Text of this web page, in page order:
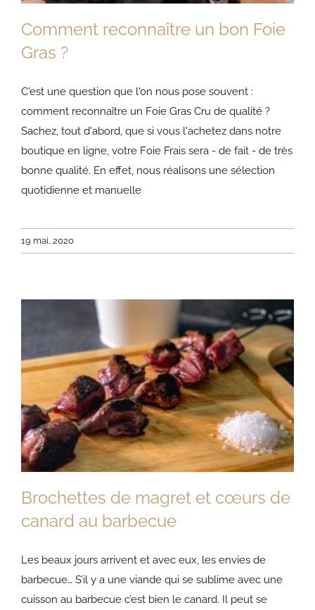
Comment reconnaître un bon Foie Gras ?
Comment reconnaître un bon Foie
Gras ?
C'est une question que l'on nous pose souvent :
comment reconnaître un Foie Gras Cru de qualité ?
Sachez, tout d'abord, que si vous l'achetez dans notre
boutique en ligne, votre Foie Frais sera - de fait - de très
bonne qualité. En effet, nous réalisons une sélection
quotidienne et manuelle
19 mai, 2020
barbecue
Brochettes de magret et cœurs de
canard au barbecue
Les beaux jours arrivent et avec eux, les envies de
barbecue… S’il y a une viande qui se sublime avec une
cuisson au barbecue c’est bien le canard. Il peut se